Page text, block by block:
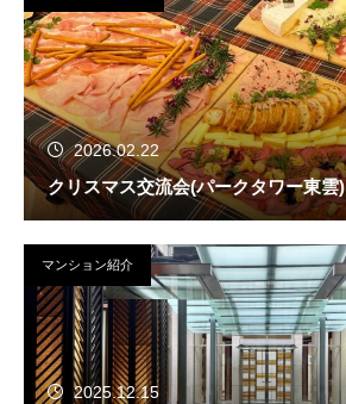
2026.02.22
クリスマス交流会(パークタワー東雲)
マンション紹介
2025.12.15